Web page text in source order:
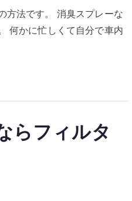
方法です。 消臭スプレーな
何かに忙しくて自分で車内
らフィルタ